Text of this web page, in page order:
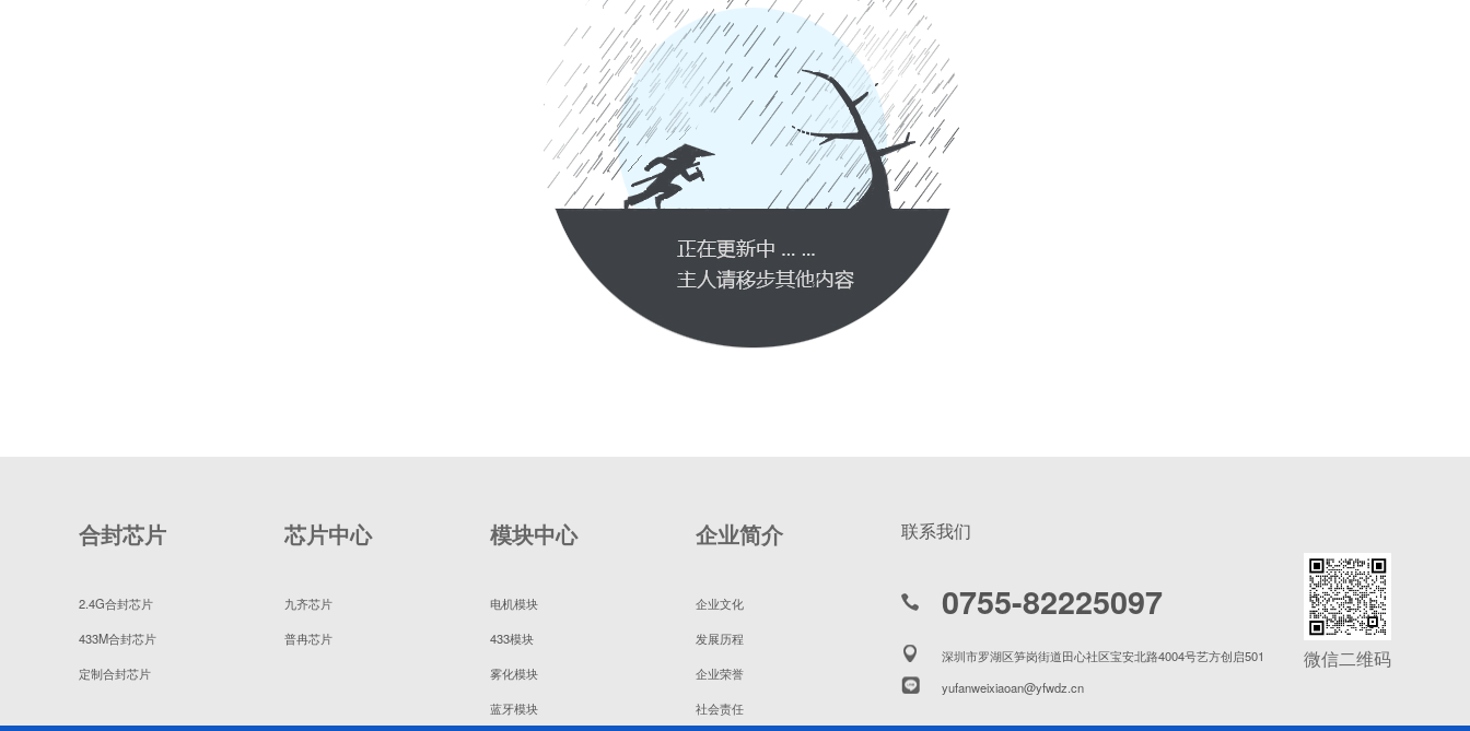
合封芯片
2.4G合封芯片
433M合封芯片
定制合封芯片
芯片中心
九齐芯片
普冉芯片
模块中心
电机模块
433模块
雾化模块
蓝牙模块
企业简介
企业文化
发展历程
企业荣誉
社会责任
联系我们
0755-82225097
深圳市罗湖区笋岗街道田心社区宝安北路4004号艺方创启501
yufanweixiaoan@yfwdz.cn
微信二维码